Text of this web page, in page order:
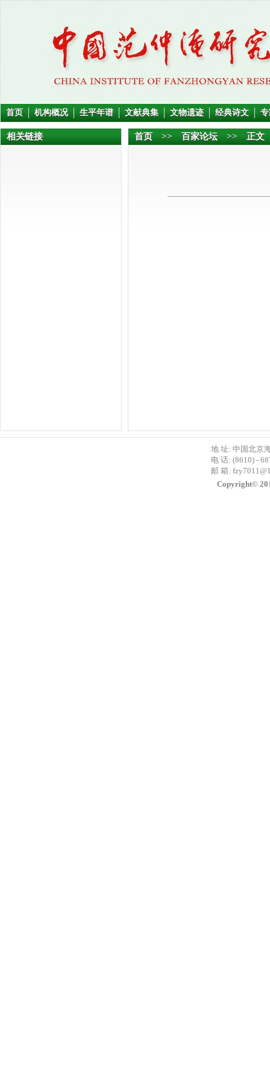
首页 机构概况 生平年谱 文献典集 文物遗迹 经典诗文
相关链接 首页 >> 百家论坛>> 正文
地 址: 中国北京
电 话: (8610) -
邮 箱:
Copyright©